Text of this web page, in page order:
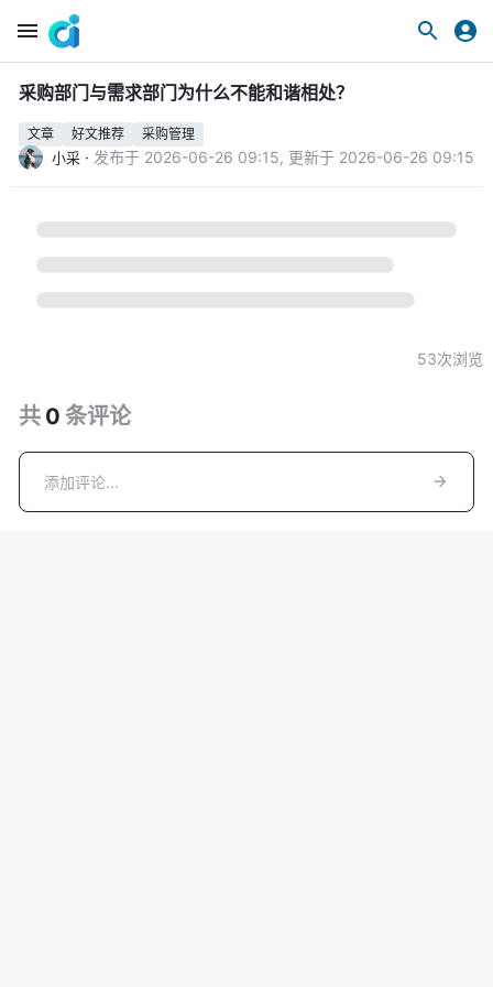
采购部门与需求部门为什么不能和谐相处？
文章 好文推荐 采购管理
小采 · 发布于 2026-06-26 09:15, 更新于 2026-06-26 09:15
53次浏览
共 0 条评论